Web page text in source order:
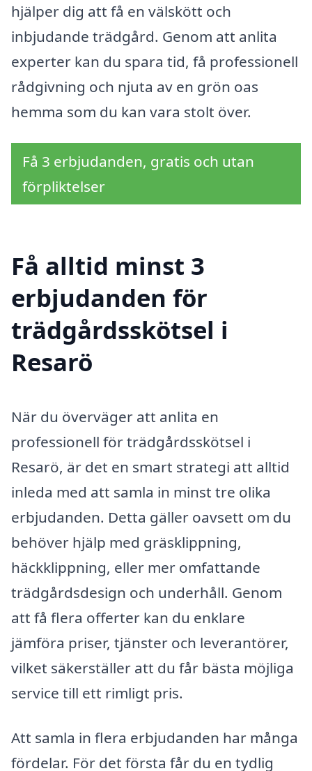
hjälper dig att få en välskött och
inbjudande trädgård. Genom att anlita
experter kan du spara tid, få professionell
rådgivning och njuta av en grön oas
hemma som du kan vara stolt över.
Få 3 erbjudanden, gratis och utan
förpliktelser
Få alltid minst 3
erbjudanden för
trädgårdsskötsel i
Resarö
När du överväger att anlita en
professionell för trädgårdsskötsel i
Resarö, är det en smart strategi att alltid
inleda med att samla in minst tre olika
erbjudanden. Detta gäller oavsett om du
behöver hjälp med gräsklippning,
häckklippning, eller mer omfattande
trädgårdsdesign och underhåll. Genom
att få flera offerter kan du enklare
jämföra priser, tjänster och leverantörer,
vilket säkerställer att du får bästa möjliga
service till ett rimligt pris.
Att samla in flera erbjudanden har många
fördelar. För det första får du en tydlig